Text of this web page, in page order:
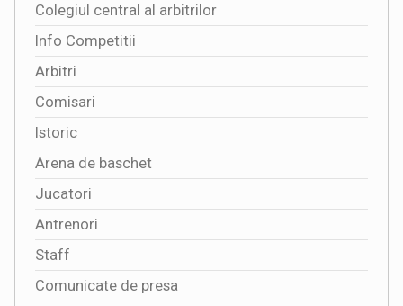
Colegiul central al arbitrilor
Info Competitii
Arbitri
Comisari
Istoric
Arena de baschet
Jucatori
Antrenori
Staff
Comunicate de presa